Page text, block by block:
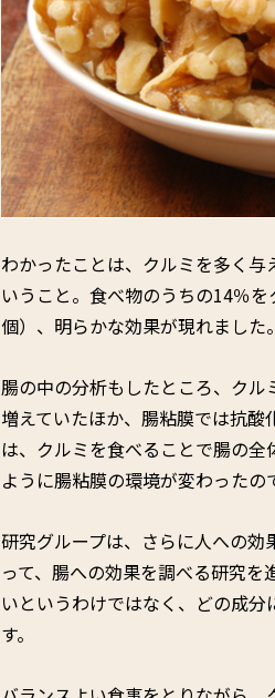
わかったことは、クルミを多く
いうこと。食べ物のうちの14％
個）、明らかな効果が現れました。
腸の中の分析もしたところ、ク
増えていたほか、腸粘膜では抗
は、クルミを食べることで腸の
ように腸粘膜の環境が変わったの
研究グループは、さらに人への
って、腸への効果を調べる研究
いというわけではなく、どの成
す。